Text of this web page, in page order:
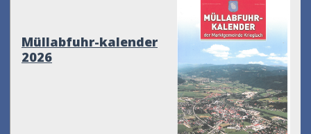
Müllabfuhr-kalender
2026